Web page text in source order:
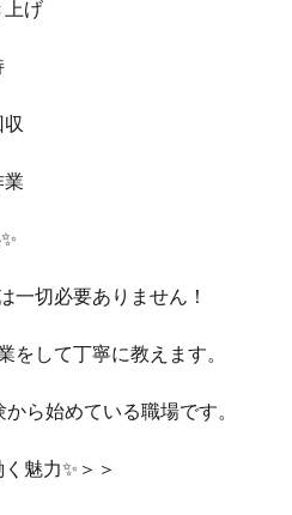
上げ
業
一切必要ありません！
をして丁寧に教えます。
ら始めている職場です。
魅力✨＞＞